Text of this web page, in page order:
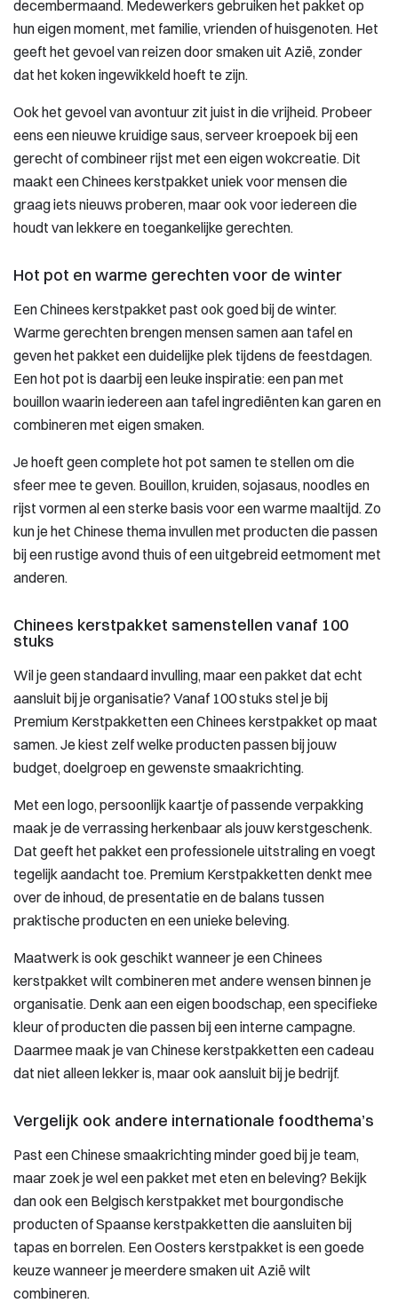
decembermaand. Medewerkers gebruiken het pakket op
hun eigen moment, met familie, vrienden of huisgenoten. Het
geeft het gevoel van reizen door smaken uit Azië, zonder
dat het koken ingewikkeld hoeft te zijn.
Ook het gevoel van avontuur zit juist in die vrijheid. Probeer
eens een nieuwe kruidige saus, serveer kroepoek bij een
gerecht of combineer rijst met een eigen wokcreatie. Dit
maakt een Chinees kerstpakket uniek voor mensen die
graag iets nieuws proberen, maar ook voor iedereen die
houdt van lekkere en toegankelijke gerechten.
Hot pot en warme gerechten voor de winter
Een Chinees kerstpakket past ook goed bij de winter.
Warme gerechten brengen mensen samen aan tafel en
geven het pakket een duidelijke plek tijdens de feestdagen.
Een hot pot is daarbij een leuke inspiratie: een pan met
bouillon waarin iedereen aan tafel ingrediënten kan garen en
combineren met eigen smaken.
Je hoeft geen complete hot pot samen te stellen om die
sfeer mee te geven. Bouillon, kruiden, sojasaus, noodles en
rijst vormen al een sterke basis voor een warme maaltijd. Zo
kun je het Chinese thema invullen met producten die passen
bij een rustige avond thuis of een uitgebreid eetmoment met
anderen.
Chinees kerstpakket samenstellen vanaf 100
stuks
Wil je geen standaard invulling, maar een pakket dat echt
aansluit bij je organisatie? Vanaf 100 stuks stel je bij
Premium Kerstpakketten een Chinees kerstpakket op maat
samen. Je kiest zelf welke producten passen bij jouw
budget, doelgroep en gewenste smaakrichting.
Met een logo, persoonlijk kaartje of passende verpakking
maak je de verrassing herkenbaar als jouw kerstgeschenk.
Dat geeft het pakket een professionele uitstraling en voegt
tegelijk aandacht toe. Premium Kerstpakketten denkt mee
over de inhoud, de presentatie en de balans tussen
praktische producten en een unieke beleving.
Maatwerk is ook geschikt wanneer je een Chinees
kerstpakket wilt combineren met andere wensen binnen je
organisatie. Denk aan een eigen boodschap, een specifieke
kleur of producten die passen bij een interne campagne.
Daarmee maak je van Chinese kerstpakketten een cadeau
dat niet alleen lekker is, maar ook aansluit bij je bedrijf.
Vergelijk ook andere internationale foodthema’s
Past een Chinese smaakrichting minder goed bij je team,
maar zoek je wel een pakket met eten en beleving? Bekijk
dan ook een Belgisch kerstpakket met bourgondische
producten of Spaanse kerstpakketten die aansluiten bij
tapas en borrelen. Een Oosters kerstpakket is een goede
keuze wanneer je meerdere smaken uit Azië wilt
combineren.